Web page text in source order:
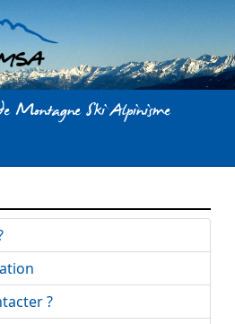
Aller au contenu principal
Montagne Ski Alpinisme
?